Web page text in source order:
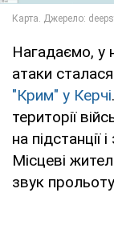
Нагадаємо, у
атаки сталася
"Крим" у Керчі
території
на підстанції
Місцеві
звук